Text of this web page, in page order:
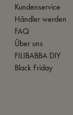
Kundenservice
Händler werden
FAQ
Über uns
FILIBABBA DIY
Black Friday